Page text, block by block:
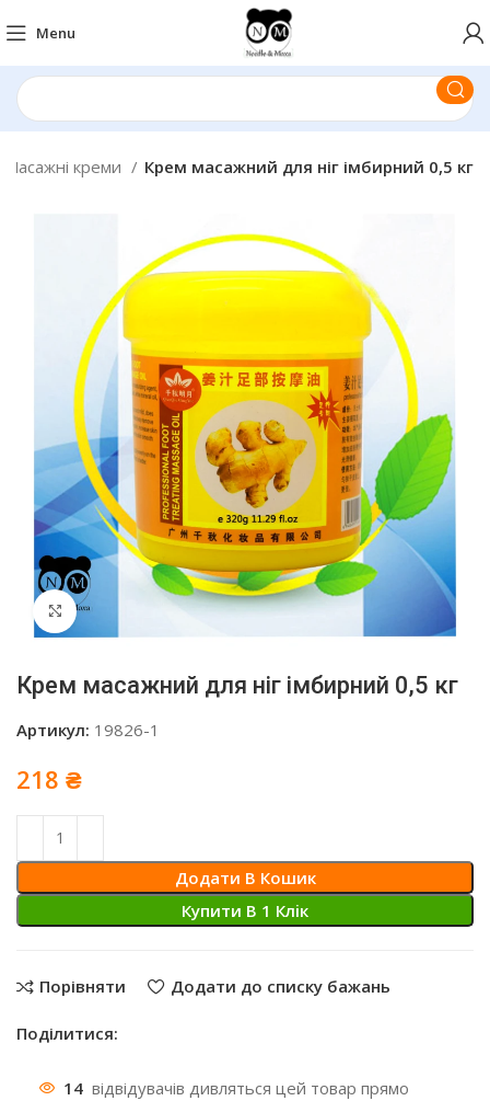
Menu
Масажні креми Крем масажний для ніг імбирний 0,5 кг
Click to enlarge
Крем масажний для ніг імбирний 0,5 кг
Артикул: 19826-1
218 ₴
Додати В Кошик
Купити В 1 Клiк
Порівняти Додати до списку бажань
Поділитися:
14 відвідувачів дивляться цей товар прямо